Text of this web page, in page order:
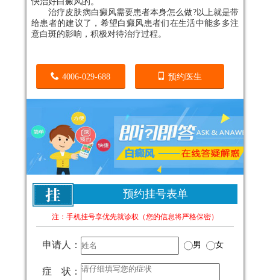
治疗皮肤病白癜风需要患者本身怎么做?以上就是带
给患者的建议了，希望白癜风患者们在生活中能多多注
意白斑的影响，积极对待治疗过程。
4006-029-688 预约医生
预约挂号表单
注：手机挂号享优先就诊权（您的信息将严格保密）
申请人： 男 女
症 状：